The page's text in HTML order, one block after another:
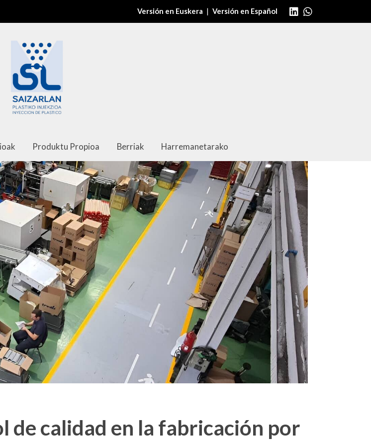
Versión en Euskera | Versión en Español
Produktu Propioa Berriak Harremanetarako
de calidad en la fabricación por